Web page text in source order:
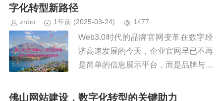
字化转型新路径
znbo 1年前 (2025-03-24) 1477
Web3.0时代的品牌官网变革在数字经
济高速发展的今天，企业官网早已不再
是简单的信息展示平台，而是品牌与用
户互动、建立信任、实现商业转化的核
心阵地，随着Web3.0技术的兴起，去
佛山网站建设，数字化转型的关键助力